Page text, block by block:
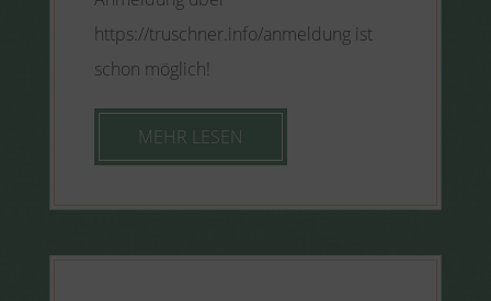
https://truschner.info/anmeldung ist
schon möglich!
MEHR LESEN